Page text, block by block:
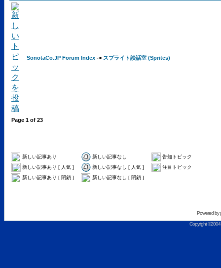
SonotaCo.JP Forum Index -> スプライト談話室 (Sprites)
Page 1 of 23
新しい記事あり 新しい記事なし
告知トピック
新しい記事あり [ 人気 ]
新しい記事なし [ 人気 ]
注目トピック
新しい記事あり [ 閉鎖 ]
新しい記事なし [ 閉鎖 ]
Powered by
Copyright ©2004